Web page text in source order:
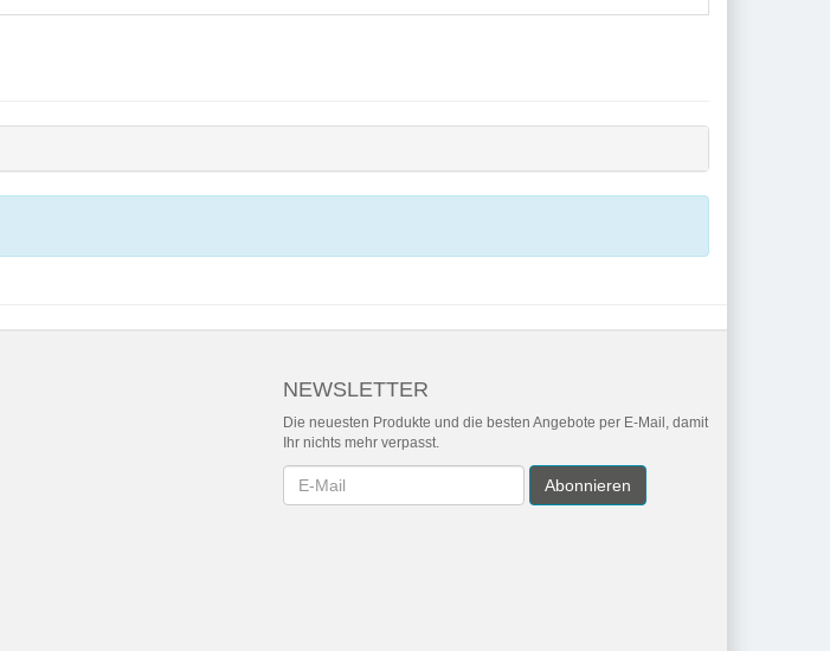
NEWSLETTER
Die neuesten Produkte und die besten Angebote per E-Mail, damit
Ihr nichts mehr verpasst.
Newsletter Abonnieren